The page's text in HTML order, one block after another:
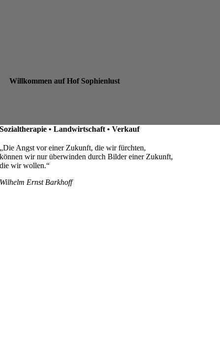
Willkommen auf Hof Sophienlust
Sozialtherapie • Landwirtschaft • Verkauf
„Die Angst vor einer Zukunft, die wir fürchten,
können wir nur überwinden durch Bilder einer Zukunft,
die wir wollen.“
Wilhelm Ernst Barkhoff